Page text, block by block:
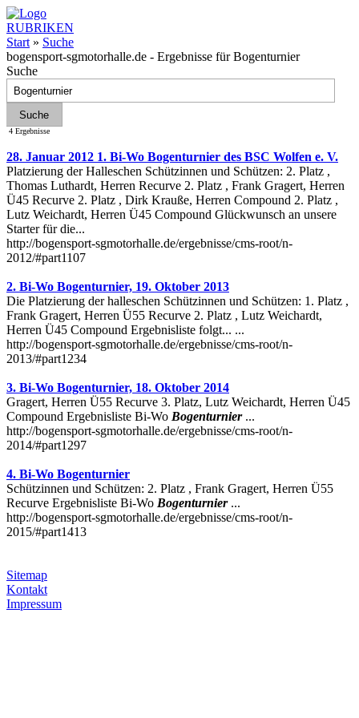
RUBRIKEN
Start » Suche
bogensport-sgmotorhalle.de - Ergebnisse für Bogenturnier
Suche
4 Ergebnisse
28. Januar 2012 1. Bi-Wo Bogenturnier des BSC Wolfen e. V.
Platzierung der Halleschen Schützinnen und Schützen: 2. Platz ,
Thomas Luthardt, Herren Recurve 2. Platz , Frank Gragert, Herren
Ü45 Recurve 2. Platz , Dirk Krauße, Herren Compound 2. Platz ,
Lutz Weichardt, Herren Ü45 Compound Glückwunsch an unsere
Starter für die...
http://bogensport-sgmotorhalle.de/ergebnisse/cms-root/n-
2012/#part1107
2. Bi-Wo Bogenturnier, 19. Oktober 2013
Die Platzierung der halleschen Schützinnen und Schützen: 1. Platz ,
Frank Gragert, Herren Ü55 Recurve 2. Platz , Lutz Weichardt,
Herren Ü45 Compound Ergebnisliste folgt... ...
http://bogensport-sgmotorhalle.de/ergebnisse/cms-root/n-
2013/#part1234
3. Bi-Wo Bogenturnier, 18. Oktober 2014
Gragert, Herren Ü55 Recurve 3. Platz, Lutz Weichardt, Herren Ü45
Compound Ergebnisliste Bi-Wo Bogenturnier...
http://bogensport-sgmotorhalle.de/ergebnisse/cms-root/n-
2014/#part1297
4. Bi-Wo Bogenturnier
Schützinnen und Schützen: 2. Platz , Frank Gragert, Herren Ü55
Recurve Ergebnisliste Bi-Wo Bogenturnier...
http://bogensport-sgmotorhalle.de/ergebnisse/cms-root/n-
2015/#part1413
Sitemap
Kontakt
Impressum